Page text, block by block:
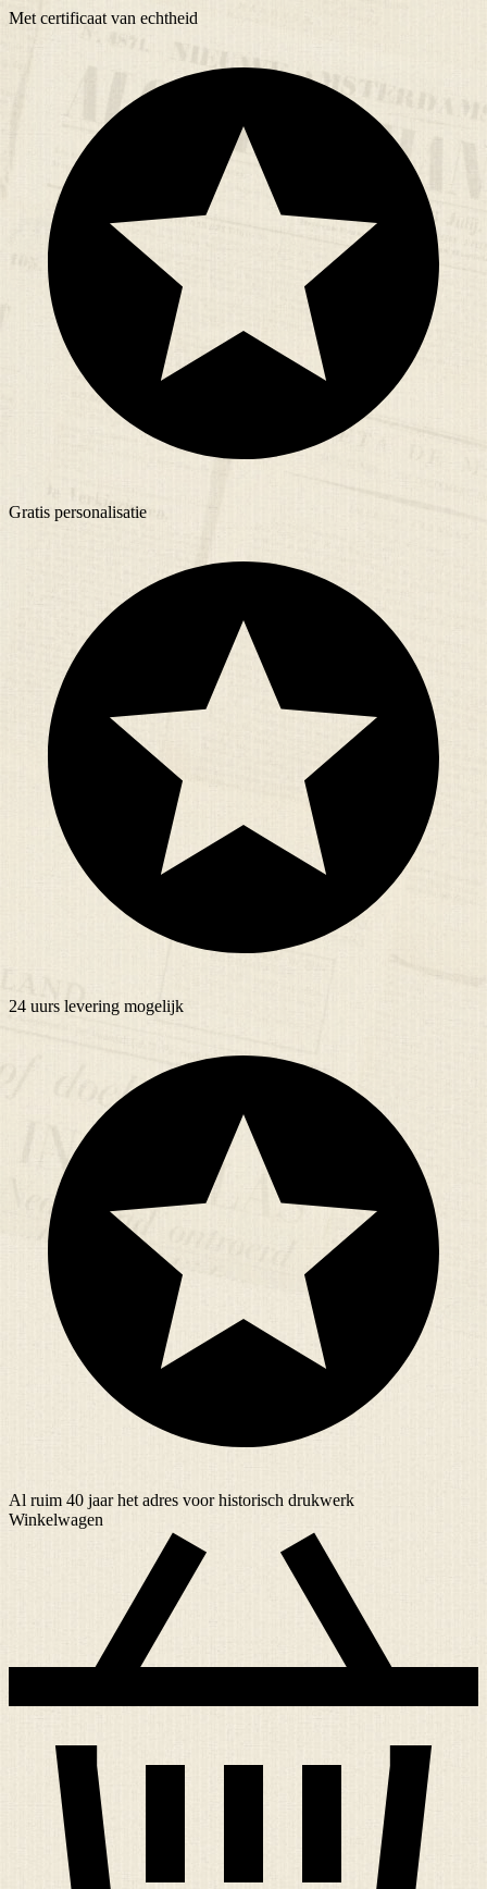
Met certificaat van echtheid
Gratis personalisatie
24 uurs levering mogelijk
Al ruim 40 jaarhet adres voor historisch drukwerk
Winkelwagen